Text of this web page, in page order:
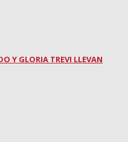
Y GLORIA TREVI LLEVAN